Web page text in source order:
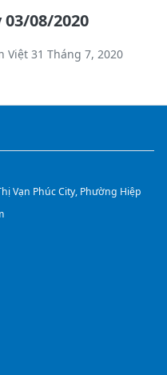
08/2020
Việt 31 Tháng 7, 2020
Vạn Phúc City, Phường Hiệp